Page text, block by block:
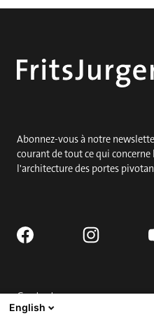
Abonnez-vous à notre
courant de tout ce qui
l'architecture des portes
Contact
English